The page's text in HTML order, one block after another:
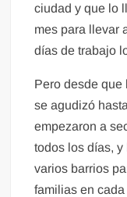
ciudad y que lo
mes para llevar
días de trabajo
Pero desde que
se agudizó
empezaron a
todos los días,
varios barrios
familias en cada